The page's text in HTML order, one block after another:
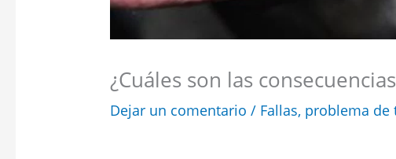
¿Cuáles son las
Dejar un comentario / Fallas, problema de